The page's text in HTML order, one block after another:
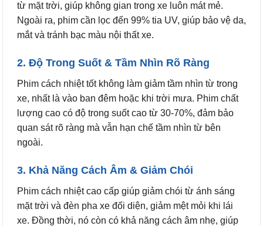
từ mặt trời, giúp không gian trong xe luôn mát mẻ.
Ngoài ra, phim cần lọc đến 99% tia UV, giúp bảo vệ da,
mắt và tránh bạc màu nội thất xe.
2. Độ Trong Suốt & Tầm Nhìn Rõ Ràng
Phim cách nhiệt tốt không làm giảm tầm nhìn từ trong
xe, nhất là vào ban đêm hoặc khi trời mưa. Phim chất
lượng cao có độ trong suốt cao từ 30-70%, đảm bảo
quan sát rõ ràng mà vẫn hạn chế tầm nhìn từ bên
ngoài.
3. Khả Năng Cách Âm & Giảm Chói
Phim cách nhiệt cao cấp giúp giảm chói từ ánh sáng
mặt trời và đèn pha xe đối diện, giảm mệt mỏi khi lái
xe. Đồng thời, nó còn có khả năng cách âm nhẹ, giúp